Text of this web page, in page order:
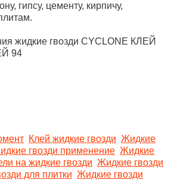
гипсу, цементу, кирпичу,
жидкие гвозди CYCLONE КЛЕЙ
94
Клей жидкие гвозди Жидкие
гвозди применение Жидкие
на жидкие гвозди Жидкие гвозди
для плитки Жидкие гвозди